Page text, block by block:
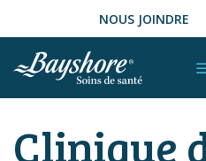
ALLER AU CONTENU PRINCIPAL
NOUS JOINDRE
☰
Clinique